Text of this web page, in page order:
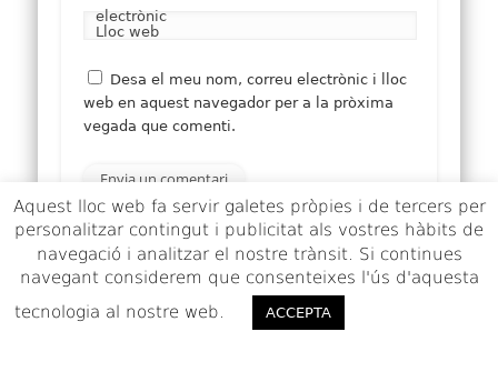
electrònic
Lloc web
Desa el meu nom, correu electrònic i lloc
web en aquest navegador per a la pròxima
vegada que comenti.
Aquest lloc utilitza Akismet per reduir els comentaris
brossa.Apreneu com es processen les dades dels
comentaris.
Aquest lloc web fa servir galetes pròpies i de tercers per
personalitzar contingut i publicitat als vostres hàbits de
navegació i analitzar el nostre trànsit. Si continues
navegant considerem que consenteixes l'ús d'aquesta
tecnologia al nostre web.
ACCEPTA